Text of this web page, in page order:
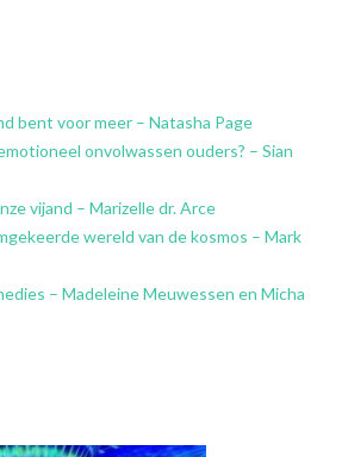
bent voor meer – Natasha Page
onvolwassen ouders? – Sian
vijand – Marizelle dr. Arce
wereld van de kosmos – Mark
– Madeleine Meuwessen en Micha